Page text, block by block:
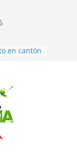
que
en
en cantón
22 años